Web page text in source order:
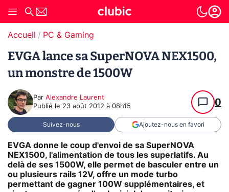
Accueil PC & Gaming
EVGA lance sa SuperNOVA NEX1500,
un monstre de 1500W
Par Alexandre Laurent
Publié le 23 août 2012 à 08h15 0
Suivez-nous Ajoutez-nous en favori
EVGA donne le coup d'envoi de sa SuperNOVA
NEX1500, l'alimentation de tous les superlatifs. Au
delà de ses 1500W, elle permet de basculer entre un
ou plusieurs rails 12V, offre un mode turbo
permettant de gagner 100W supplémentaires, et